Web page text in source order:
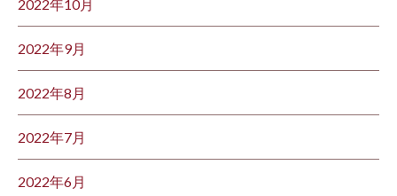
2022年10月
2022年9月
2022年8月
2022年7月
2022年6月